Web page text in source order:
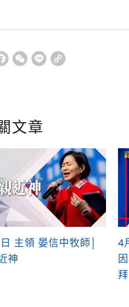
FacebookWeChat
Line
文章
主領 晏信中牧師│
神
4